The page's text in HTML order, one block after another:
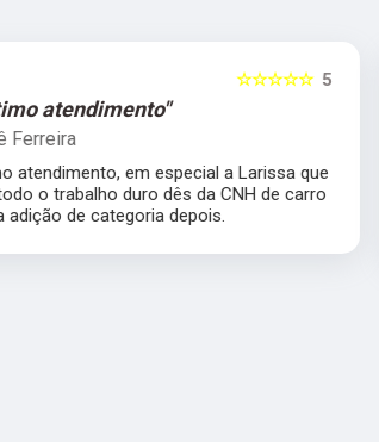
5
☆☆☆☆☆
atendimento"
Ferreira
atendimento, em especial a Larissa que
o trabalho duro dês da CNH de carro
adição de categoria depois.